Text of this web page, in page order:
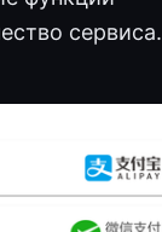
сервиса.